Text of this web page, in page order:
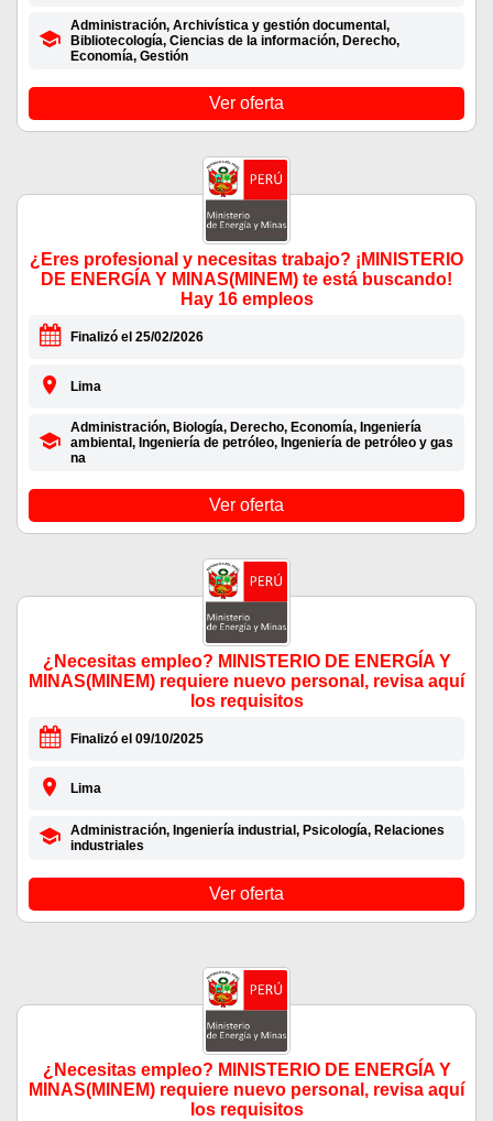
Administración, Archivística y gestión documental,
Bibliotecología, Ciencias de la información, Derecho,
Economía, Gestión
Ver oferta
¿Eres profesional y necesitas trabajo? ¡MINISTERIO
DE ENERGÍA Y MINAS(MINEM) te está buscando!
Hay 16 empleos
Finalizó el 25/02/2026
Lima
Administración, Biología, Derecho, Economía, Ingeniería
ambiental, Ingeniería de petróleo, Ingeniería de petróleo y gas
na
Ver oferta
¿Necesitas empleo? MINISTERIO DE ENERGÍA Y
MINAS(MINEM) requiere nuevo personal, revisa aquí
los requisitos
Finalizó el 09/10/2025
Lima
Administración, Ingeniería industrial, Psicología, Relaciones
industriales
Ver oferta
¿Necesitas empleo? MINISTERIO DE ENERGÍA Y
MINAS(MINEM) requiere nuevo personal, revisa aquí
los requisitos